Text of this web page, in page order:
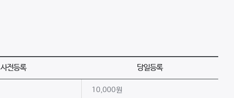
사전등록 당일등록
10,000원